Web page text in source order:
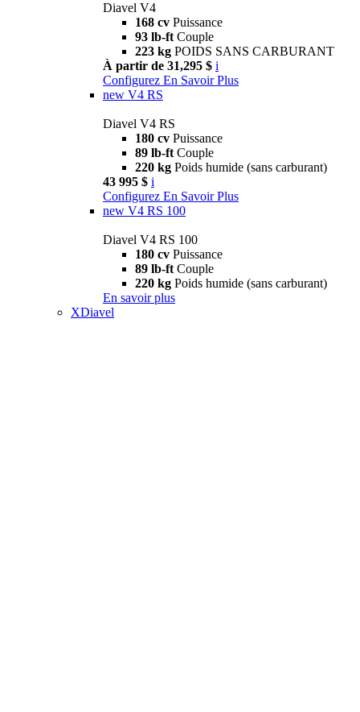
Diavel V4
168 cv Puissance
93 lb-ft Couple
223 kg POIDS SANS CARBURANT
À partir de 31,295 $ i
Configurez En Savoir Plus
new V4 RS
Diavel V4 RS
180 cv Puissance
89 lb-ft Couple
220 kg Poids humide (sans carburant)
43 995 $ i
Configurez En Savoir Plus
new V4 RS 100
Diavel V4 RS 100
180 cv Puissance
89 lb-ft Couple
220 kg Poids humide (sans carburant)
En savoir plus
XDiavel